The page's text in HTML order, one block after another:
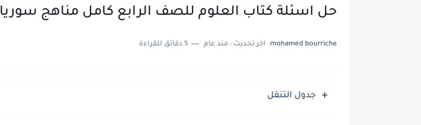
حل اسئلة كتاب العلوم للصف الرابع كامل مناهج سوريا
mohamed bourriche اخر تحديث : منذ عام 5 دقائق للقراءة
جدول التنقل